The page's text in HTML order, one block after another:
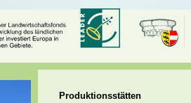
Produktionsstätten